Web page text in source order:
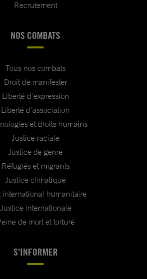
Recrutement
NOS COMBATS
Tous nos combats
Droit de manifester
Liberté d'expression
Liberté d'association
et droits humains
Justice raciale
Justice de genre
Réfugiés et migrants
Justice climatique
international humanitaire
Justice internationale
de mort et torture
S'INFORMER